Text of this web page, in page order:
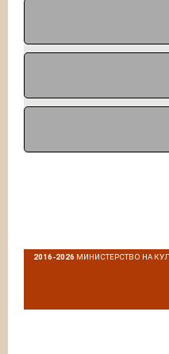
2016-2026 МИНИСТЕРСТВО НА